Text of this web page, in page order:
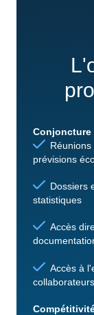
Conjoncture
prévisions
Dossiers
statistiques
Accès
Accès à
collaborateurs